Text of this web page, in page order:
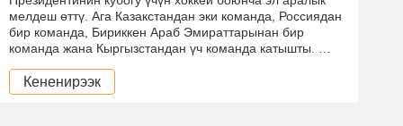
мелдеш өттү. Ага Казакстандан эки команда, Россиядан
бир команда, Бириккен Араб Эмираттарынан бир
команда жана Кыргызстандан үч команда катышты. …
Кененирээк